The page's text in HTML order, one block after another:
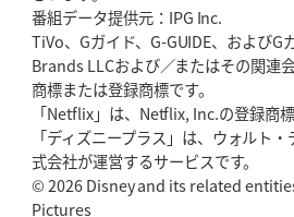
ッション
2026年5月14日(木)更新
神戸、1位通過の立役者レタリック
「悲運の闘将」宮地克実氏死去 熱血指導で
番組データ提供元：IPG Inc.
TiVo、Gガイド、G-GUIDE、およびG
Brands LLCおよび／またはその関連
商標または登録商標です。
「Netflix」は、Netflix, Inc.の登録商標
「ディズニープラス」は、ウォルト
式会社が運営するサービスです。
© 2026 Disney and its related
Pictures